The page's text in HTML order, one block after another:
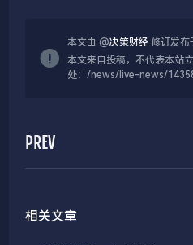
本文由 @决策财经 修订发
本文来自投稿，不代表本站
处：/news/live-news/
PREV
相关文章